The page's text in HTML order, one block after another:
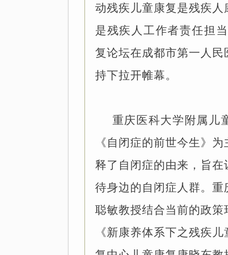
动残疾儿童康复是残疾
是残疾人工作者责任担
复论坛在成都市第一人
持下拉开帷幕。
重庆医科大学附属儿
《自闭症的前世今生》
释了自闭症的由来，旨
待身边的自闭症人群。
聪敏教授结合当前的政
《新康养体系下之残疾